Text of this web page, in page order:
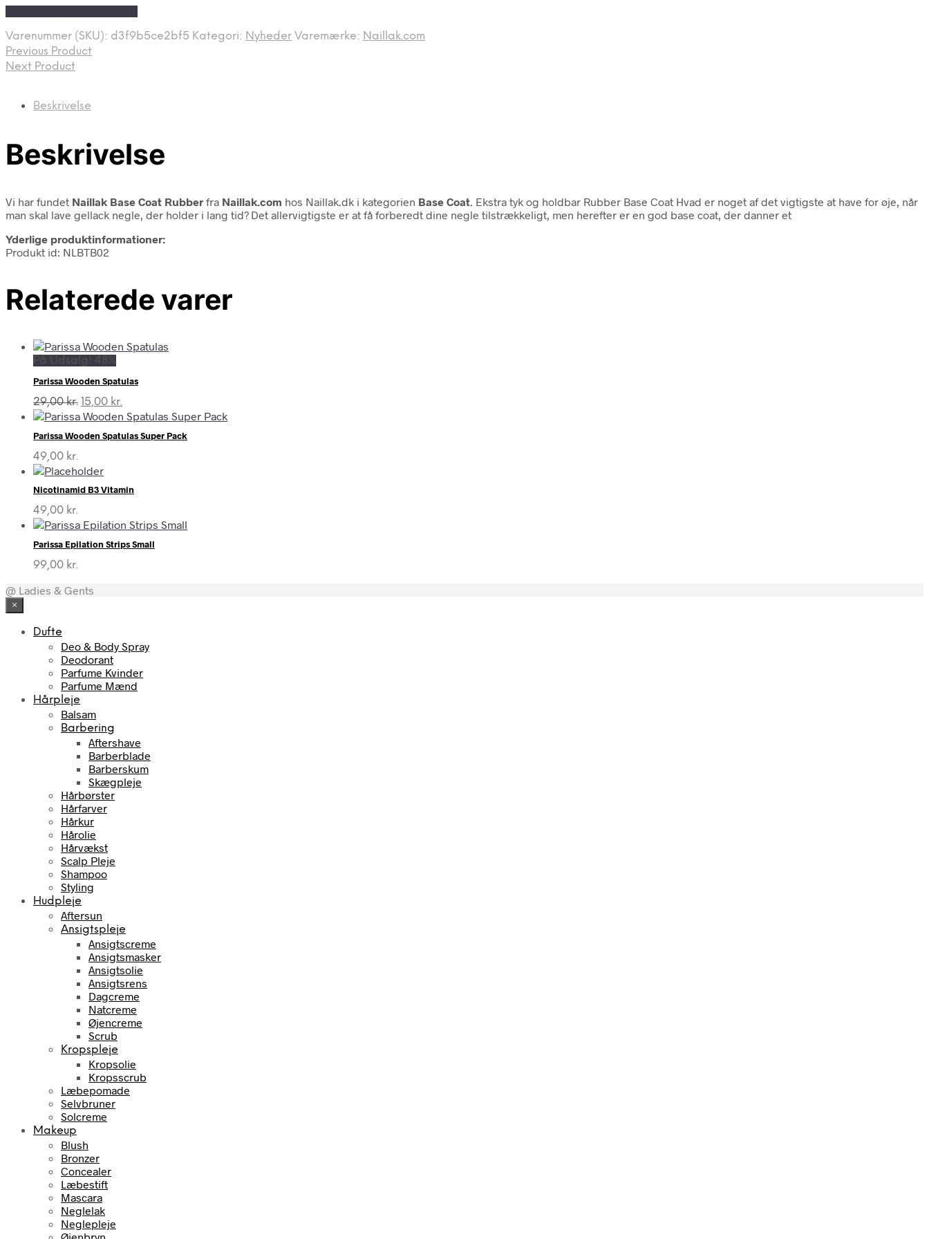
129,95 kr..84,45 kr..
Varenummer (SKU): d3f9b5ce2bf5 Kategori: Nyheder Varemærke: Naillak.com
Previous Product
Next Product
Beskrivelse
Beskrivelse
Vi har fundet Naillak Base Coat Rubber fra Naillak.com hos Naillak.dk i kategorien Base Coat . Ekstra tyk og holdbar Rubber Base Coat Hvad er noget af det vigtigste at have for øje, når
man skal lave gellack negle, der holder i lang tid? Det allervigtigste er at få forberedt dine negle tilstrækkeligt, men herefter er en god base coat, der danner et
Yderlige produktinformationer:
Produkt id: NLBTB02
Relaterede varer
På Udsalg! 48%
Parissa Wooden Spatulas
29,00kr. Den
oprindelige
var:
15,00 kr.
aktuelle
er:
Parissa Wooden Spatulas Super Pack
49,00 kr.
Nicotinamid B3 Vitamin
49,00 kr.
Parissa Epilation Strips Small
99,00 kr.
@ Ladies & Gents
×
Dufte
Deo & Body Spray
Deodorant
Parfume Kvinder
Parfume Mænd
Hårpleje
Balsam
Barbering
Aftershave
Barberblade
Barberskum
Skægpleje
Hårbørster
Hårfarver
Hårkur
Hårolie
Hårvækst
Scalp Pleje
Shampoo
Styling
Hudpleje
Aftersun
Ansigtspleje
Ansigtscreme
Ansigtsmasker
Ansigtsolie
Ansigtsrens
Dagcreme
Natcreme
Øjencreme
Scrub
Kropspleje
Kropsolie
Kropsscrub
Læbepomade
Selvbruner
Solcreme
Makeup
Blush
Bronzer
Concealer
Læbestift
Mascara
Neglelak
Neglepleje
Øjenbryn